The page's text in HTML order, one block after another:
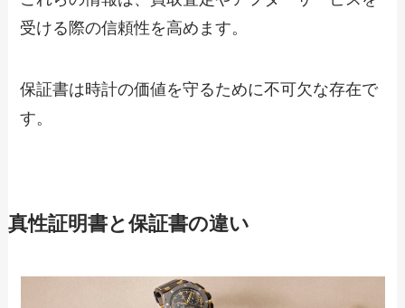
受ける際の信頼性を高めます。
保証書は時計の価値を守るために不可欠な存在で
す。
真性証明書と保証書の違い